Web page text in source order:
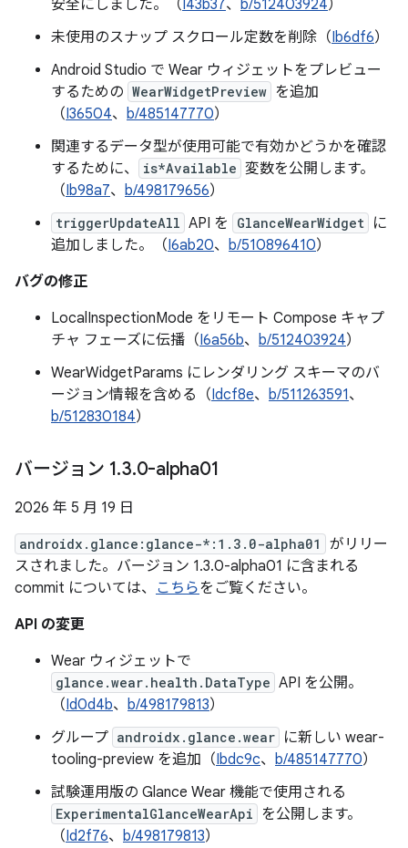
安全にしました。（I43b37、 b/512403924）
未使用のスナップ スクロール定数を削除（Ib6df6）
Android Studio で Wear ウィジェットをプレビュー
するための WearWidgetPreview を追加
（I36504、 b/485147770）
関連するデータ型が使用可能で有効かどうかを確認
するために、
is*Available 変数を公開します。
（Ib98a7、 b/498179656）
triggerUpdateAll API を GlanceWearWidget に
追加しました。（I6ab20、 b/510896410）
バグの修正
LocalInspectionMode をリモート Compose キャプ
チャ フェーズに伝播（I6a56b、 b/512403924）
WearWidgetParams にレンダリング スキーマのバ
ージョン情報を含める（Idcf8e、 b/511263591、
b/512830184）
バージョン 1.3.0-alpha01
2026 年 5 月 19 日
androidx.glance:glance-*:1.3.0-alpha01
がリリー
スされました。バージョン 1.3.0-alpha01 に含まれる
commit については、 こちらをご覧ください。
API の変更
Wear ウィジェットで
glance.wear.health.DataType API を公開。
（Id0d4b、 b/498179813）
グループ androidx.glance.wear に新しい wear-
tooling-preview を追加（Ibdc9c、 b/485147770）
試験運用版の Glance Wear 機能で使用される
ExperimentalGlanceWearApi を公開します。
（Id2f76、 b/498179813）